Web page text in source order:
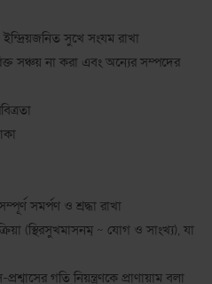
সুখে সংযম রাখা
সঞ্চয় না করা এবং অন্যের সম্পদের
সমর্পণ ও শ্রদ্ধা রাখা
(স্থিরসুখমাসনম্ ~ যোগ ও সাংখ্য), যা
গতি নিয়ন্ত্রণকে প্রাণায়াম বলা